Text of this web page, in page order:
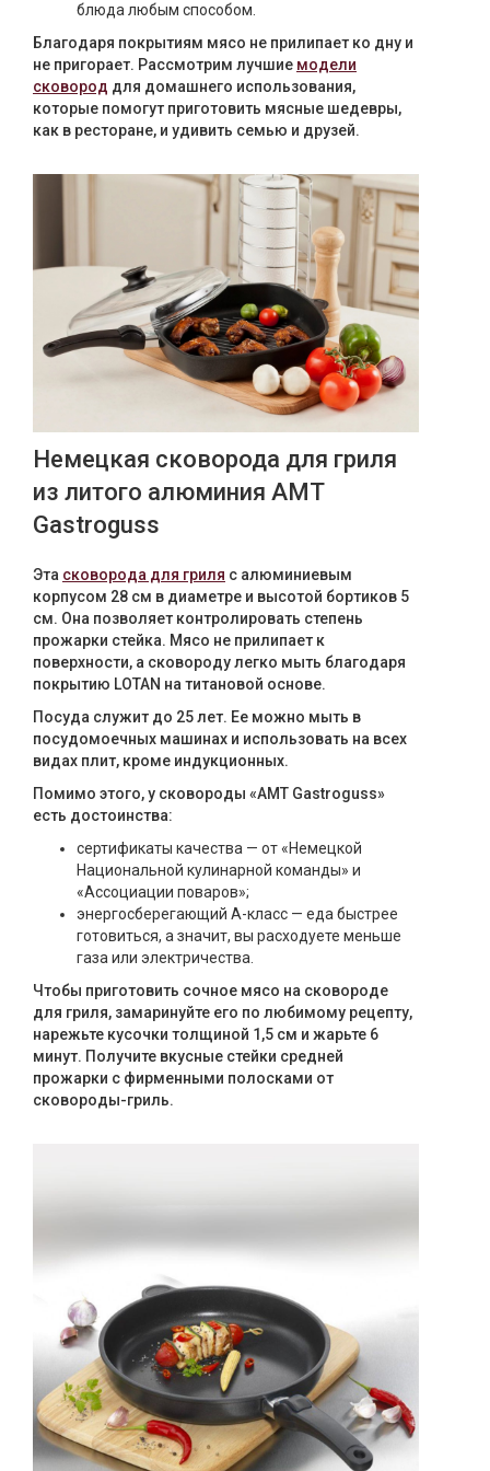
блюда любым способом.
Благодаря покрытиям мясо не прилипает ко дну и
не пригорает. Рассмотрим лучшие модели
сковород для домашнего использования,
которые помогут приготовить мясные шедевры,
как в ресторане, и удивить семью и друзей.
Немецкая сковорода для гриля
из литого алюминия AMT
Gastroguss
Эта сковорода для гриля с алюминиевым
корпусом 28 см в диаметре и высотой бортиков 5
см. Она позволяет контролировать степень
прожарки стейка. Мясо не прилипает к
поверхности, а сковороду легко мыть благодаря
покрытию LOTAN на титановой основе.
Посуда служит до 25 лет. Ее можно мыть в
посудомоечных машинах и использовать на всех
видах плит, кроме индукционных.
Помимо этого, у сковороды «AMT Gastroguss»
есть достоинства:
сертификаты качества — от «Немецкой
Национальной кулинарной команды» и
«Ассоциации поваров»;
энергосберегающий А-класс — еда быстрее
готовиться, а значит, вы расходуете меньше
газа или электричества.
Чтобы приготовить сочное мясо на сковороде
для гриля, замаринуйте его по любимому рецепту,
нарежьте кусочки толщиной 1,5 см и жарьте 6
минут. Получите вкусные стейки средней
прожарки с фирменными полосками от
сковороды-гриль.